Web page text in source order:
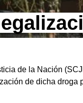
de la Nación
de dicha droga